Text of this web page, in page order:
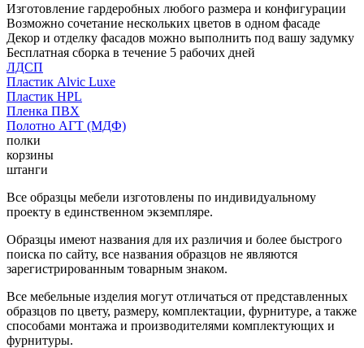
Изготовление гардеробных любого размера и конфигурации
Возможно сочетание нескольких цветов в одном фасаде
Декор и отделку фасадов можно выполнить под вашу задумку
Бесплатная сборка в течение 5 рабочих дней
ЛДСП
Пластик Alvic Luxe
Пластик HPL
Пленка ПВХ
Полотно АГТ (МДФ)
полки
корзины
штанги
Все образцы мебели изготовлены по индивидуальному
проекту в единственном экземпляре.
Образцы имеют названия для их различия и более быстрого
поиска по сайту, все названия образцов не являются
зарегистрированным товарным знаком.
Все мебельные изделия могут отличаться от представленных
образцов по цвету, размеру, комплектации, фурнитуре, а также
способами монтажа и производителями комплектующих и
фурнитуры.